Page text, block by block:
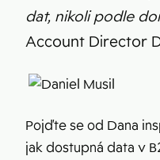
dat, nikoli podle
Account Director
Pojďte se od Dana
jak dostupná data v